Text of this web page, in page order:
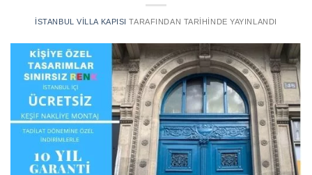
İSTANBUL VILLA KAPISI TARAFINDAN TARIHINDE YAYINLANDI